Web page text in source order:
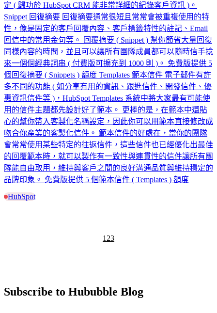
定 ( 歸功於 HubSpot CRM 能非常詳細的紀錄客戶資訊 )。
Snippet 回復摘要 回復摘要通常很短且常常會被重複使用的特
性，像是固定的客戶回覆內容、客戶標籤特性的註記、Email
回信中的常用金句等。 回覆摘要 ( Snippet ) 幫你節省大量回復
同樣內容的時間，並且可以讓所有團隊成員都可以隨時信手捻
來一個個經典詞串 ( 付費版可擴充到 1000 則 )。 免費版提供 5
個回復摘要 ( Snippets ) 額度 Templates 範本信件 電子郵件有許
多不同的功能 ( 如分享有用的資訊、跟進信件、開發信件、優
惠資訊信件等 )，HubSpot Templates 系統中將大家最有可能使
用的信件主題都先設計好了範本。 更棒的是，在範本中還貼
心的幫你帶入客製化名稱設定，因此你可以用範本直接修改成
吻合你產業的客製化信件。 範本信件的好處在，當你的團隊
會常常使用某些特定的往返信件，這些信件也已經優化出最佳
的回覆範本時，就可以製作有一致性與連貫性的信件讓所有團
隊能自由取用，維持與客戶之間的良好溝通品質與維持穩定的
品牌印象。 免費版提供 5 個範本信件 ( Templates ) 額度
HubSpot
1 23
Subscribe to Hububble Blog